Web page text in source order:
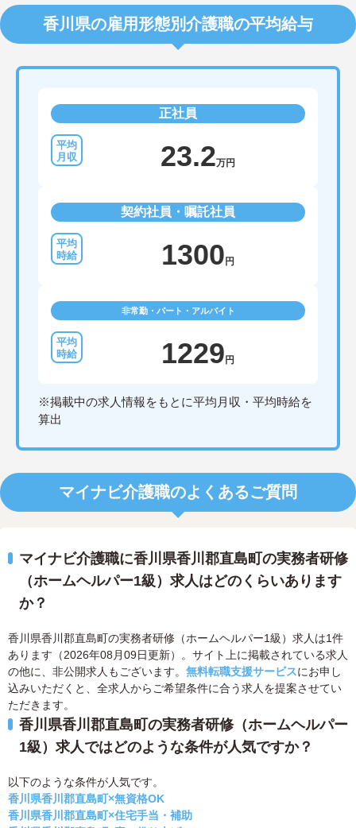
香川県の雇用形態別介護職の平均給与
正社員
23.2万円
契約社員・嘱託社員
1300 円
非常勤・パート・アルバイト
1229 円
※掲載中の求人情報をもとに平均月収・平均時給を
算出
マイナビ介護職のよくあるご質問
マイナビ介護職に香川県香川郡直島町の実務者研修
（ホームヘルパー1級）求人はどのくらいあります
か？
香川県香川郡直島町の実務者研修（ホームヘルパー1級）求人は1件
あります（2026年08月09日更新）。サイト上に掲載されている求人
の他に、非公開求人もございます。 無料転職支援サービスにお申し
込みいただくと、全求人からご希望条件に合う求人を提案させてい
ただきます。
香川県香川郡直島町の実務者研修（ホームヘルパー
1級）求人ではどのような条件が人気ですか？
以下のような条件が人気です。
香川県香川郡直島町×無資格OK
香川県香川郡直島町×住宅手当・補助